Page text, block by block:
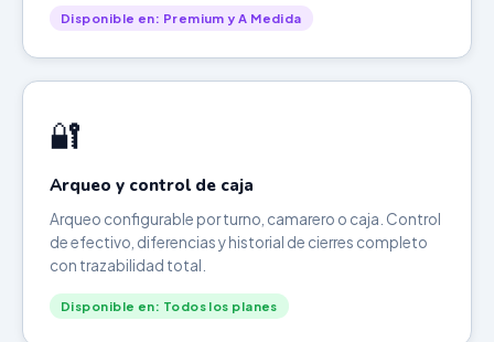
Disponible en: Premium y A Medida
🔐
Arqueo y control de caja
Arqueo configurable por turno, camarero o caja. Control
de efectivo, diferencias y historial de cierres completo
con trazabilidad total.
Disponible en: Todos los planes